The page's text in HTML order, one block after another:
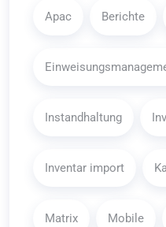
Apac Berichte
Instandhaltung
Inventar import
Matrix Mobile